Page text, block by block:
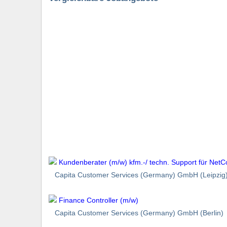
Kundenberater (m/w) kfm.-/ techn. Support für
Capita Customer Services (Germany) GmbH (Leipzig)
Finance Controller (m/w)
Capita Customer Services (Germany) GmbH (Berlin)